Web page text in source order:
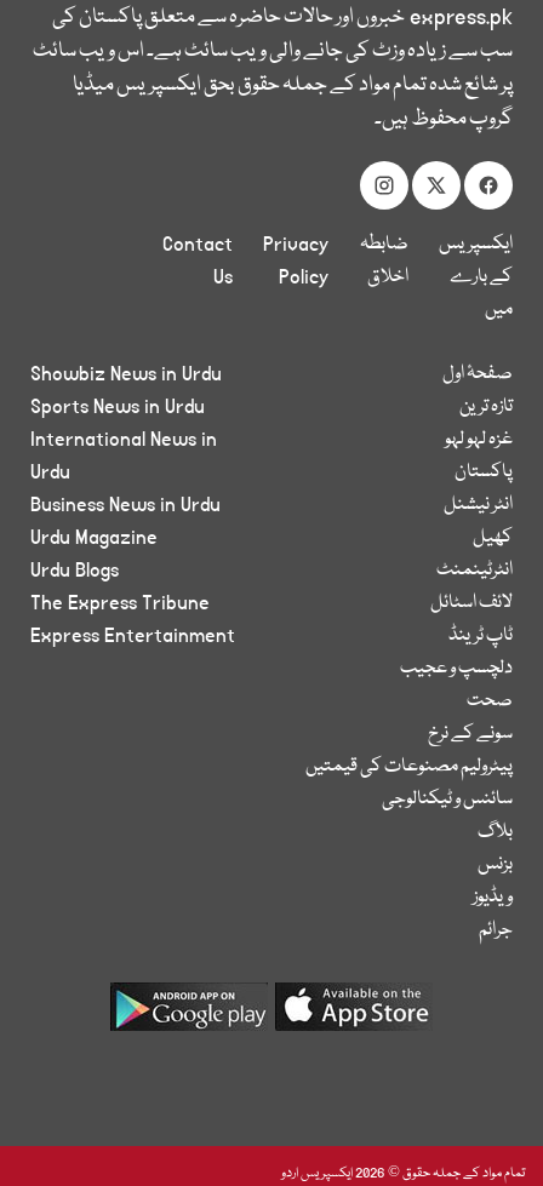
express.pkخبروں اور حالات حاضرہ سے متعلق پاکستان کی
سب سے زیادہ وزٹ کی جانے والی ویب سائٹ ہے۔ اس ویب سائٹ
پر شائع شدہ تمام مواد کے جملہ حقوق بحق ایکسپریس میڈیا
گروپ محفوظ ہیں۔
ایکسپریس
کے بارے
میں
ضابطہ
اخلاق
Privacy
Policy
Contact
Us
صفحۂ اول
تازہ ترین
غزہ لہو لہو
پاکستان
انٹر نیشنل
کھیل
انٹرٹینمنٹ
لائف اسٹائل
ٹاپ ٹرینڈ
دلچسپ و عجیب
صحت
سونے کے نرخ
پیٹرولیم مصنوعات کی قیمتیں
سائنس و ٹیکنالوجی
بلاگ
بزنس
ویڈیوز
جرائم
Showbiz News in Urdu
Sports News in Urdu
International News in
Urdu
Business News in Urdu
Urdu Magazine
Urdu Blogs
The Express Tribune
Express Entertainment
تمام مواد کے جملہ حقوق © 2026 ایکسپریس اردو